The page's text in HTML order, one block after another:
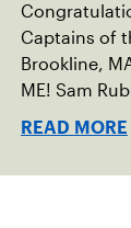
Captains of
Brookline,
ME! Sam
League
READ MORE